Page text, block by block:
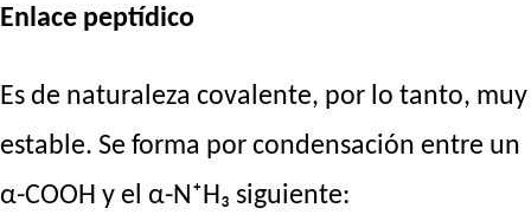
Enlace peptídico
Es de naturaleza covalente, por lo tanto, muy
estable. Se forma por condensación entre un
α-COOH y el α-N⁺H₃ siguiente: